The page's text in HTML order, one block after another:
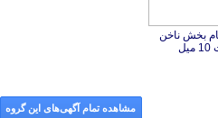
بخش ناخن
مشاهده تمام آگهی‌های این گروه